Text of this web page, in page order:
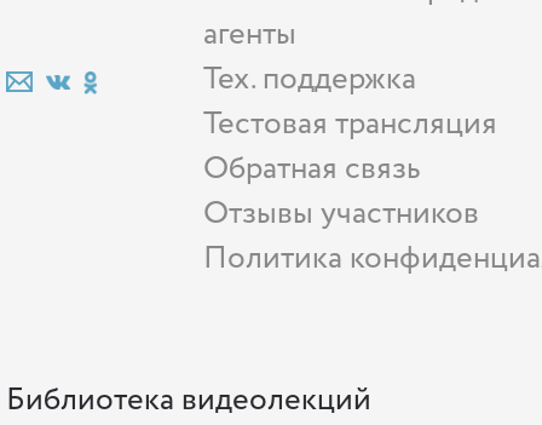
агенты
Тех. поддержка
Тестовая трансляция
Обратная связь
Отзывы участников
Политика
Библиотека видеолекций